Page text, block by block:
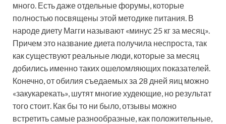
много. Есть даже отдельные форумы, которые
полностью посвящены этой методике питания. В
народе диету Магги называют «минус 25 кг за месяц».
Причем это название диета получила неспроста, так
как существуют реальные люди, которые за месяц
добились именно таких ошеломляющих показателей.
Конечно, от обилия съедаемых за 28 дней яиц можно
«закукарекать», шутят многие худеющие, но результат
того стоит. Как бы то ни было, отзывы можно
встретить самые разнообразные, как положительные,